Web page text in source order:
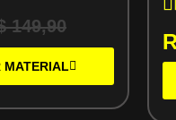
149,90
MATERIAL